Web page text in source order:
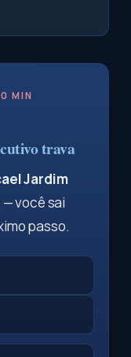
MIN
trava
Jardim
— você sai
passo.